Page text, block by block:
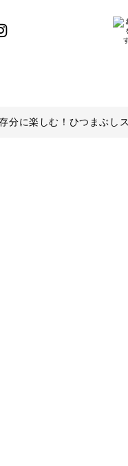
分に楽しむ！ひつまぶし